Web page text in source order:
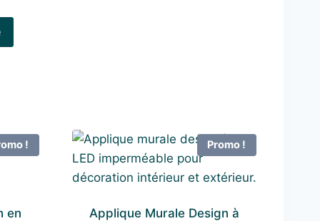
!
en
Promo !
Applique Murale Design à